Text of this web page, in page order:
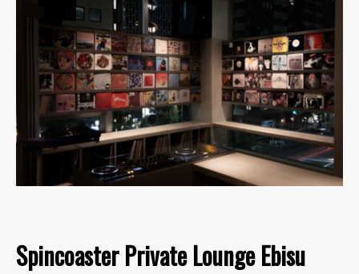
Spincoaster Private Lounge Ebisu